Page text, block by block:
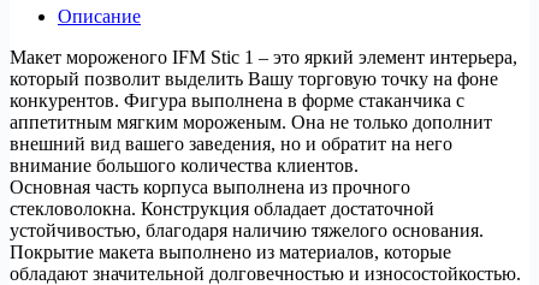
Описание
Макет мороженого IFM Stic 1 – это яркий элемент интерьера,
который позволит выделить Вашу торговую точку на фоне
конкурентов. Фигура выполнена в форме стаканчика с
аппетитным мягким мороженым. Она не только дополнит
внешний вид вашего заведения, но и обратит на него
внимание большого количества клиентов.
Основная часть корпуса выполнена из прочного
стекловолокна. Конструкция обладает достаточной
устойчивостью, благодаря наличию тяжелого основания.
Покрытие макета выполнено из материалов, которые
обладают значительной долговечностью и износостойкостью.